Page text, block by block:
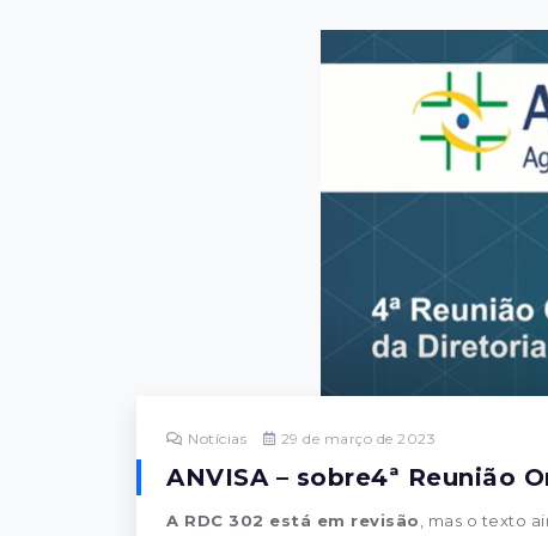
Notícias 29 de março de 2023
ANVISA – sobre4ª Reunião
A RDC 302 está em revisão , mas o texto